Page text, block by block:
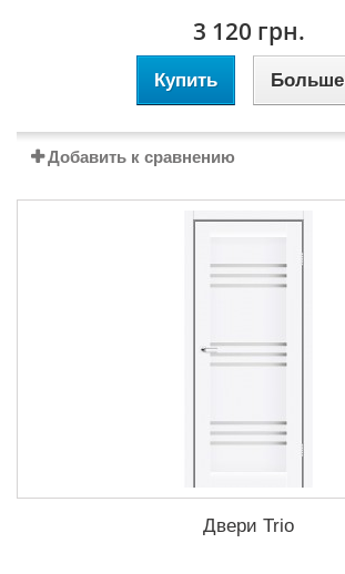
3 120 грн.
Купить Больше
Добавить к сравнению
Двери Trio